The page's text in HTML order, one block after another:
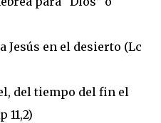
Jesús en el desierto (Lc
del tiempo del fin el
11,2)